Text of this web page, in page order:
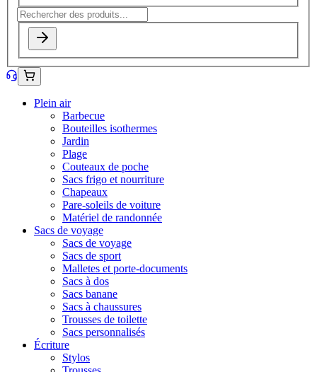
Plein air
Barbecue
Bouteilles isothermes
Jardin
Plage
Couteaux de poche
Sacs frigo et nourriture
Chapeaux
Pare-soleils de voiture
Matériel de randonnée
Sacs de voyage
Sacs de voyage
Sacs de sport
Malletes et porte-documents
Sacs à dos
Sacs banane
Sacs à chaussures
Trousses de toilette
Sacs personnalisés
Écriture
Stylos